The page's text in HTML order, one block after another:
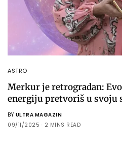
ASTRO
Merkur je retrogradan:
energiju pretvoriš u svoju
BY ULTRA MAGAZIN
09/11/2025
2 MINS READ